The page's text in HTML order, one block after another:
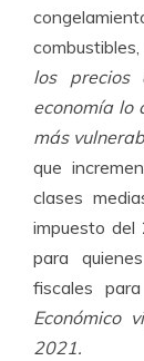
combustibles,
los precios
economía lo
más
que
clases
impuesto del
para
fiscales
Económico
2021.